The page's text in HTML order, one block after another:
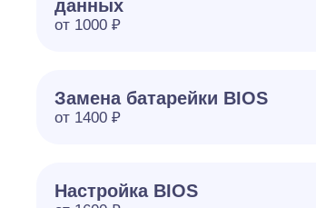
данных
от 1000 ₽
Замена батарейки BIOS
от 1400 ₽
Настройка BIOS